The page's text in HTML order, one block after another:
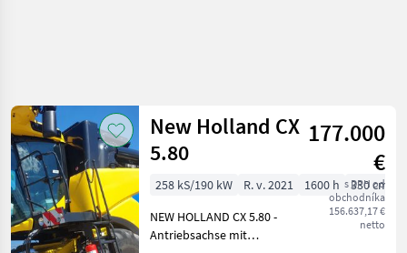
New Holland CX
5.80
177.000
€
s DPH od
obchodníka
156.637,17 €
netto
258 kS/190 kW R. v. 2021 1600 h
330 cm
NEW HOLLAND CX 5.80 -
Antriebsachse mit